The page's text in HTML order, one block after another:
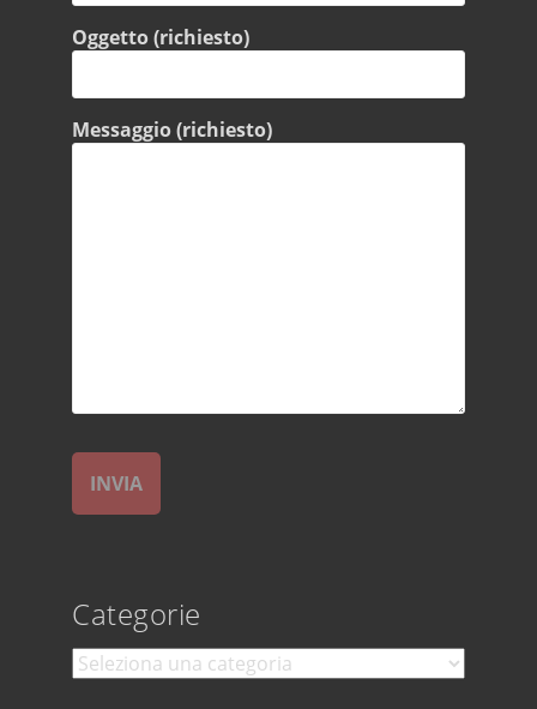
Oggetto (richiesto)
Messaggio (richiesto)
Categorie
Categorie